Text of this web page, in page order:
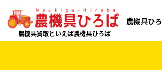
農機具買取といえば農機具ひろば
農機具ひ